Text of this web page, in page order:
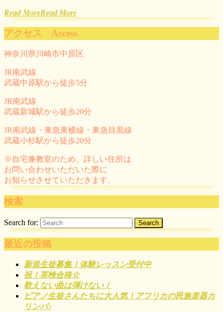
Read MoreRead More
アクセス Access
神奈川県川崎市中原区
JR南武線
武蔵中原駅から徒歩5分
JR南武線
武蔵新城駅から徒歩20分
JR南武線・東急東横線・東急目黒線
武蔵小杉駅から徒歩20分
※自宅兼教室のため、詳しい住所は
お問い合わせいただいた際に
お知らせさせていただきます。
検索
Search for:
最近の投稿
新規生徒募集！体験レッスン受付中
祝！英検合格☆
歌えない曲は弾けない！
ピアノ生徒さんたちに大人気！アフリカの民族楽器カ
リンバ♪